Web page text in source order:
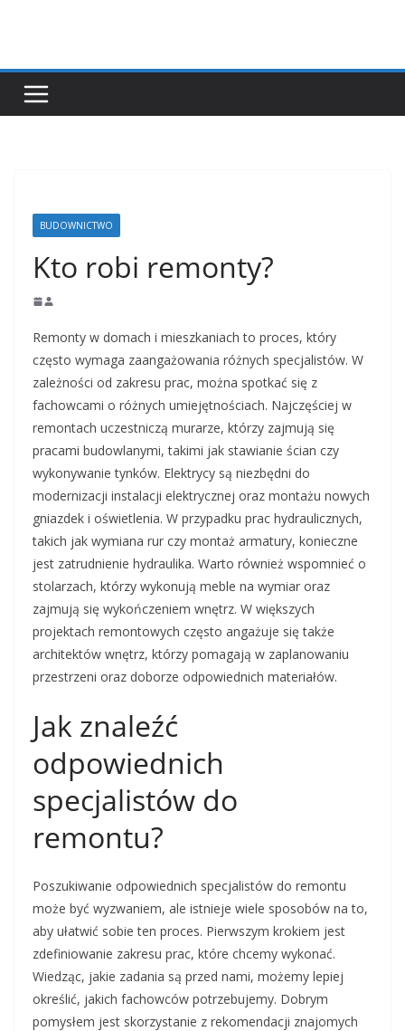
BUDOWNICTWO
Kto robi remonty?
Remonty w domach i mieszkaniach to proces, który
często wymaga zaangażowania różnych specjalistów. W
zależności od zakresu prac, można spotkać się z
fachowcami o różnych umiejętnościach. Najczęściej w
remontach uczestniczą murarze, którzy zajmują się
pracami budowlanymi, takimi jak stawianie ścian czy
wykonywanie tynków. Elektrycy są niezbędni do
modernizacji instalacji elektrycznej oraz montażu nowych
gniazdek i oświetlenia. W przypadku prac hydraulicznych,
takich jak wymiana rur czy montaż armatury, konieczne
jest zatrudnienie hydraulika. Warto również wspomnieć o
stolarzach, którzy wykonują meble na wymiar oraz
zajmują się wykończeniem wnętrz. W większych
projektach remontowych często angażuje się także
architektów wnętrz, którzy pomagają w zaplanowaniu
przestrzeni oraz doborze odpowiednich materiałów.
Jak znaleźć
odpowiednich
specjalistów do
remontu?
Poszukiwanie odpowiednich specjalistów do remontu
może być wyzwaniem, ale istnieje wiele sposobów na to,
aby ułatwić sobie ten proces. Pierwszym krokiem jest
zdefiniowanie zakresu prac, które chcemy wykonać.
Wiedząc, jakie zadania są przed nami, możemy lepiej
określić, jakich fachowców potrzebujemy. Dobrym
pomysłem jest skorzystanie z rekomendacji znajomych